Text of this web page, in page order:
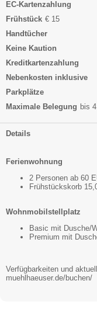
EC-Kartenzahlung
Frühstück € 15
Handtücher
Keine Kaution
Kreditkartenzahlung
Nebenkosten inklusive
Parkplätze
Maximale Belegung bis
Details
Ferienwohnung
2 Personen ab 60
Frühstückskorb
Wohnmobilstellplatz
Basic mit Dusche/
Premium mit
Verfügbarkeiten und
muehlhaeuser.de/buchen/